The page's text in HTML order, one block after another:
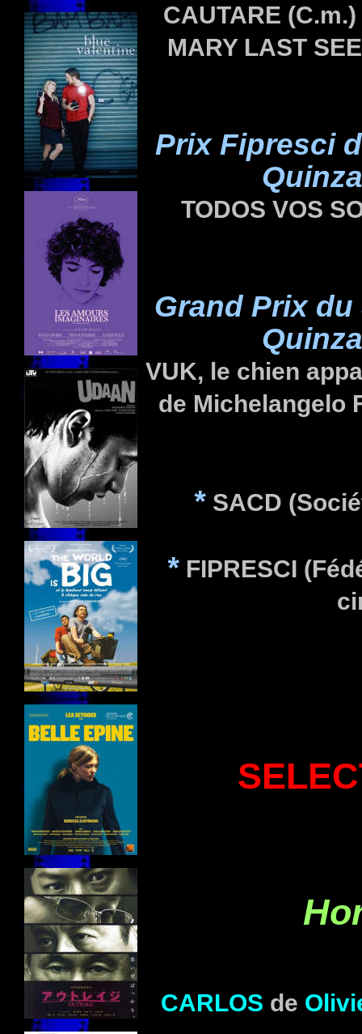
CAUTARE
MARY LAST
Prix Fipresci
TODOS VOS
Grand Prix
VUK, le chien
de Michelangelo
* SACD
* FIPRESCI
CARLOS de